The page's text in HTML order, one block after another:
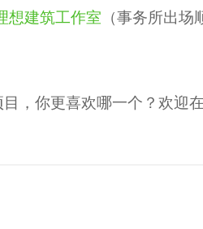
想建筑工作室 （事务所出场
，你更喜欢哪一个？欢迎